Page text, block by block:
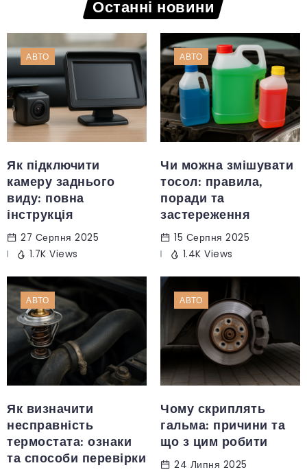
Останні новини
АВТО
Як підключити
камеру заднього
виду: повна
інструкція
27 Серпня 2025
1.7K Views
АВТО
Чи можна змішувати
тосол: правила,
поради та
застереження
15 Серпня 2025
1.4K Views
АВТО
Як визначити
несправність
термостата: ознаки
та способи перевірки
АВТО
Чому скриплять
гальма: причини та
що з цим робити
24 Липня 2025